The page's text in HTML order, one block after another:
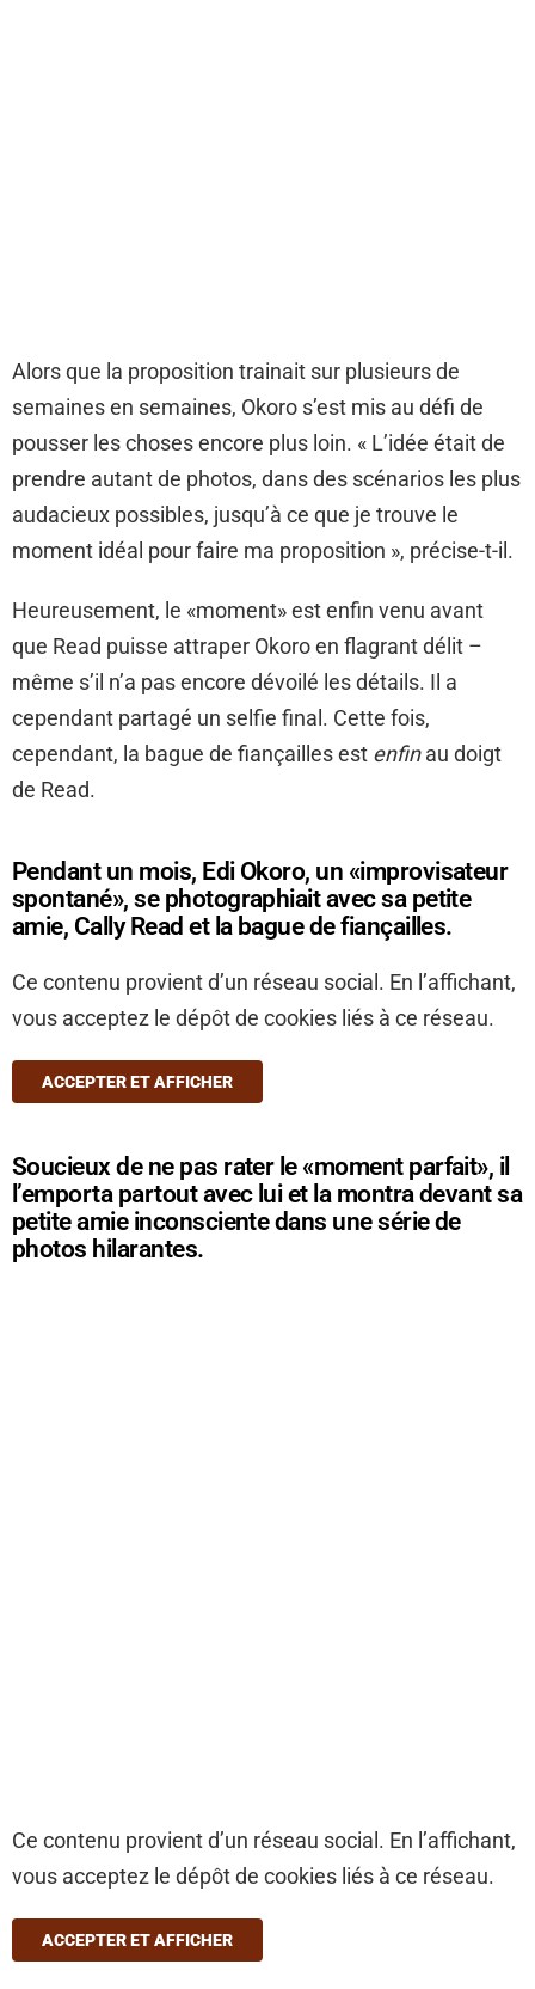
Alors que la proposition trainait sur plusieurs de
semaines en semaines, Okoro s’est mis au défi de
pousser les choses encore plus loin. « L’idée était de
prendre autant de photos, dans des scénarios les plus
audacieux possibles, jusqu’à ce que je trouve le
moment idéal pour faire ma proposition », précise-t-il.
Heureusement, le «moment» est enfin venu avant
que Read puisse attraper Okoro en flagrant délit –
même s’il n’a pas encore dévoilé les détails. Il a
cependant partagé un selfie final. Cette fois,
cependant, la bague de fiançailles est enfinau doigt
de Read.
Pendant un mois, Edi Okoro, un «improvisateur
spontané», se photographiait avec sa petite
amie, Cally Read et la bague de fiançailles.
Ce contenu provient d’un réseau social. En l’affichant,
vous acceptez le dépôt de cookies liés à ce réseau.
ACCEPTER ET AFFICHER
Soucieux de ne pas rater le «moment parfait», il
l’emporta partout avec lui et la montra devant sa
petite amie inconsciente dans une série de
photos hilarantes.
Ce contenu provient d’un réseau social. En l’affichant,
vous acceptez le dépôt de cookies liés à ce réseau.
ACCEPTER ET AFFICHER